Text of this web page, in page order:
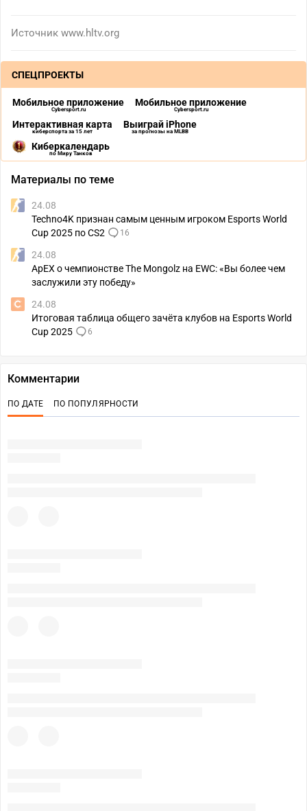
Источник www.hltv.org
СПЕЦПРОЕКТЫ
Мобильное приложение
Cybersport.ru
Мобильное приложение
Cybersport.ru
Интерактивная карта
киберспорта за 15 лет
Выиграй iPhone
за прогнозы на MLBB
Киберкалендарь
по Миру Танков
Материалы по теме
24.08
Techno4K признан самым ценным игроком Esports World
Cup 2025 по CS2
16
24.08
ApEX о чемпионстве The Mongolz на EWC: «Вы более чем
заслужили эту победу»
24.08
Итоговая таблица общего зачёта клубов на Esports World
Cup 2025
6
Комментарии
ПО ДАТЕ ПО ПОПУЛЯРНОСТИ